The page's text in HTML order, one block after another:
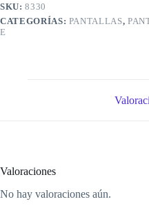
SKU:8330
CATEGORÍAS: PANTALLAS,
E
Valoraciones
No hay valoraciones aún.